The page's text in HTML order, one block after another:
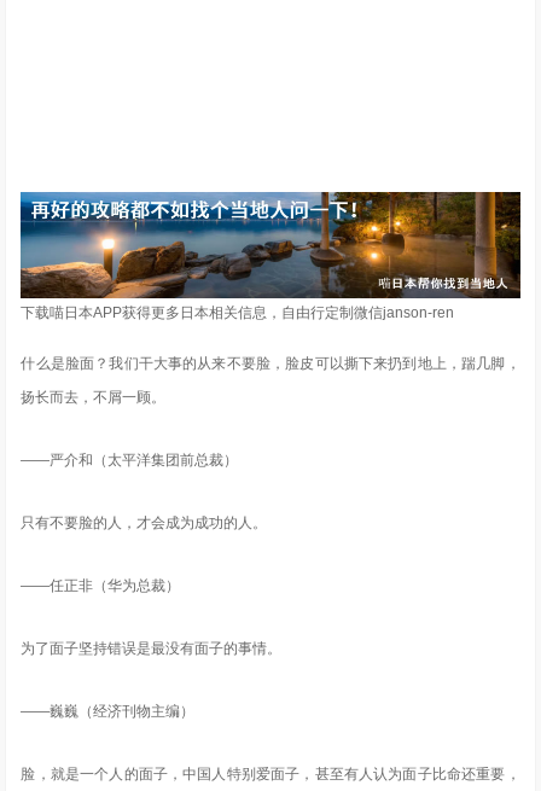
下载喵日本APP获得更多日本相关信息，自由行定制微信janson-ren
什么是脸面？我们干大事的从来不要脸，脸皮可以撕下来扔到地上，踹几脚，
扬长而去，不屑一顾。
——严介和（太平洋集团前总裁）
只有不要脸的人，才会成为成功的人。
——任正非（华为总裁）
为了面子坚持错误是最没有面子的事情。
——巍巍（经济刊物主编）
脸，就是一个人的面子，中国人特别爱面子，甚至有人认为面子比命还重要，